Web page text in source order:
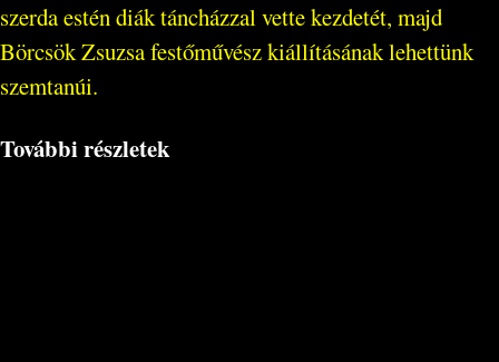
szerda estén diák táncházzal vette kezdetét, majd
Börcsök Zsuzsa festőművész kiállításának lehettünk
szemtanúi.
További részletek